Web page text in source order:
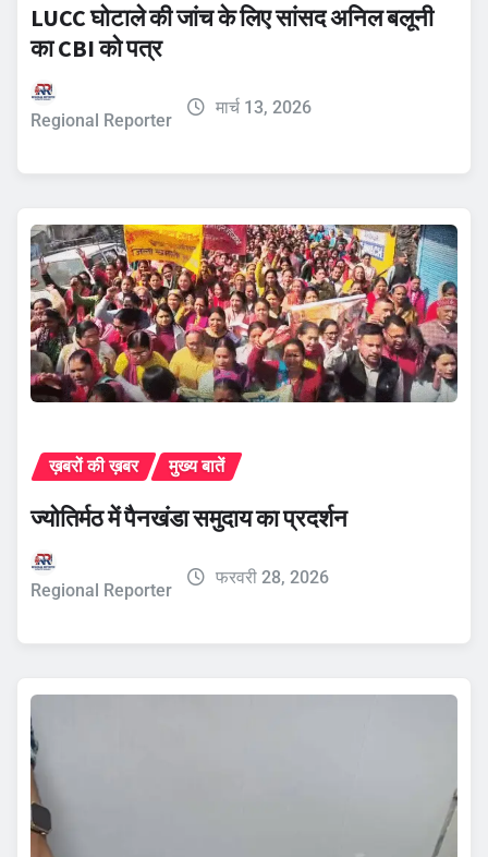
LUCC घोटाले की जांच के लिए सांसद अनिल बलूनी
का CBI को पत्र
Regional Reporter
मार्च 13, 2026
ख़बरों की ख़बर मुख्य बातें
ज्योतिर्मठ में पैनखंडा समुदाय का प्रदर्शन
Regional Reporter
फरवरी 28, 2026